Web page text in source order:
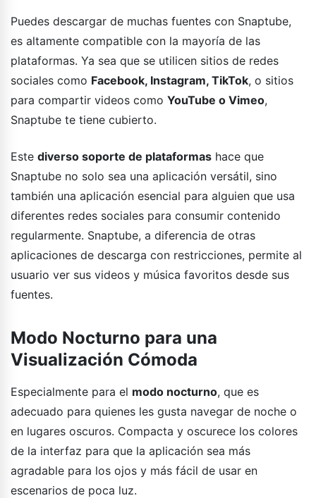
Puedes descargar de muchas fuentes con Snaptube,
es altamente compatible con la mayoría de las
plataformas. Ya sea que se utilicen sitios de redes
sociales como Facebook, Instagram, TikTok, o sitios
para compartir videos como YouTube o Vimeo,
Snaptube te tiene cubierto.
Este diverso soporte de plataformas hace que
Snaptube no solo sea una aplicación versátil, sino
también una aplicación esencial para alguien que usa
diferentes redes sociales para consumir contenido
regularmente. Snaptube, a diferencia de otras
aplicaciones de descarga con restricciones, permite al
usuario ver sus videos y música favoritos desde sus
fuentes.
Modo Nocturno para una
Visualización Cómoda
Especialmente para el modo nocturno, que es
adecuado para quienes les gusta navegar de noche o
en lugares oscuros. Compacta y oscurece los colores
de la interfaz para que la aplicación sea más
agradable para los ojos y más fácil de usar en
escenarios de poca luz.